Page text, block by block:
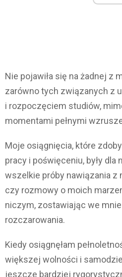
Nie pojawiła się na żadnej z
zarówno tych związanych z
i rozpoczęciem studiów,
momentami pełnymi
Moje osiągnięcia, które
pracy i poświęceniu, były dla
wszelkie próby nawiązania z
czy rozmowy o moich
niczym, zostawiając we
rozczarowania.
Kiedy osiągnęłam
większej wolności i
jeszcze bardziej